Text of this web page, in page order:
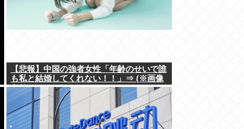
【悲報】中国の強者女性「年齢のせいで誰
も私と結婚してくれない！！」⇒ (※画像
あり)